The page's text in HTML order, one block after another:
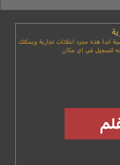
هذه مجرد اعلانات تجارية ويمكنك
لتسجيل في اي مكان